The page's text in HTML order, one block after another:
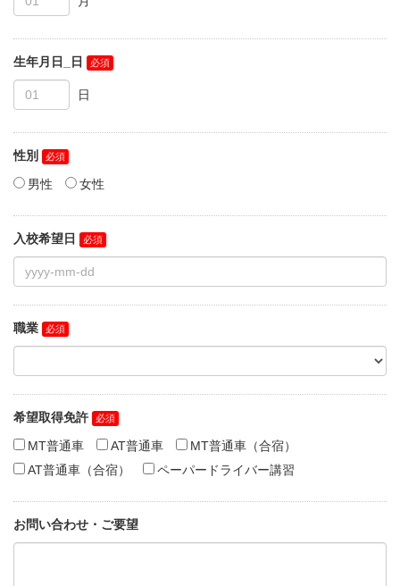
生年月日_日
性別
男性
女性
入校希望日
職業
希望取得免許
MT普通車
AT普通車
MT普通車（合宿）
AT普通車（合宿）
ペーパードライバー講習
お問い合わせ・ご要望